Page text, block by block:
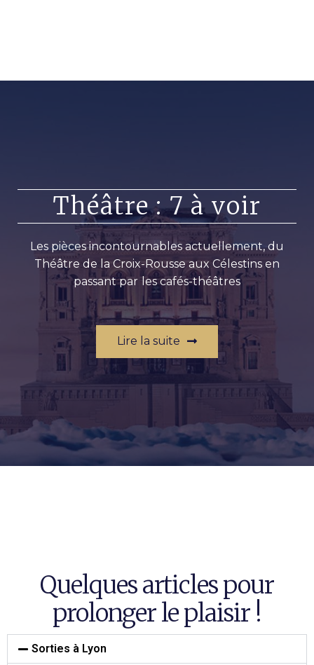
Théâtre : 7 à voir
Les pièces incontournables actuellement, du
Théâtre de la Croix-Rousse aux Célestins en
passant par les cafés-théâtres
Lire la suite
Quelques articles pour
prolonger le plaisir !
Sorties à Lyon